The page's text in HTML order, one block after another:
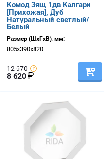
Комод 3ящ 1дв Калгари
[Прихожая], Дуб
Натуральный светлый/
Белый
Размер (ШхГхВ), мм:
805х390х820
12 670
8 620